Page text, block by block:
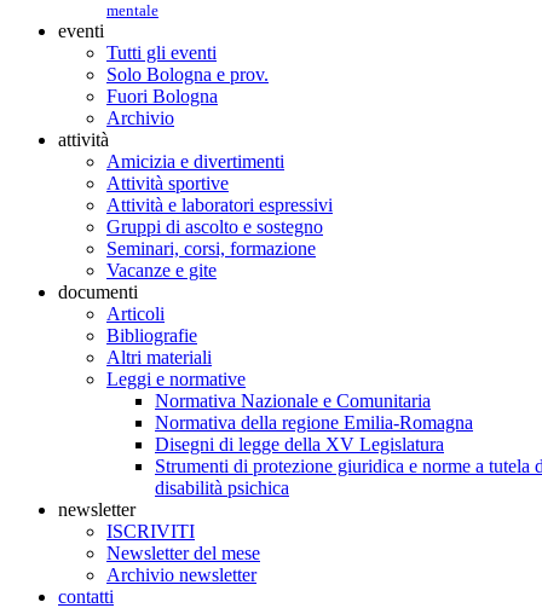
mentale
eventi
Tutti gli eventi
Solo Bologna e prov.
Fuori Bologna
Archivio
attività
Amicizia e divertimenti
Attività sportive
Attività e laboratori espressivi
Gruppi di ascolto e sostegno
Seminari, corsi, formazione
Vacanze e gite
documenti
Articoli
Bibliografie
Altri materiali
Leggi e normative
Normativa Nazionale e Comunitaria
Normativa della regione Emilia-Romagna
Disegni di legge della XV Legislatura
Strumenti di protezione giuridica e norme a tutela
disabilità psichica
newsletter
ISCRIVITI
Newsletter del mese
Archivio newsletter
contatti